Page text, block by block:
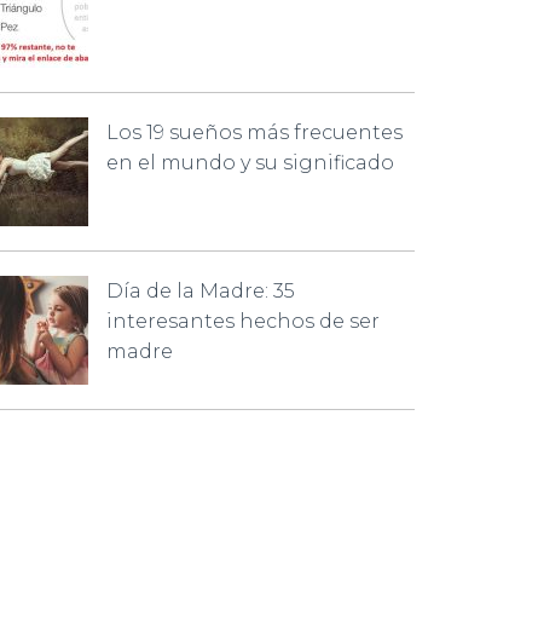
Los 19 sueños más frecuentes
en el mundo y su significado
Día de la Madre: 35
interesantes hechos de ser
madre